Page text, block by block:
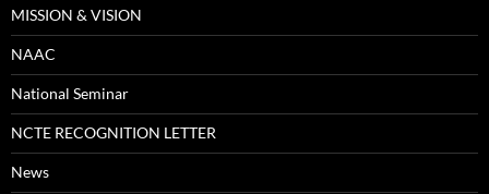
MISSION & VISION
NAAC
National Seminar
NCTE RECOGNITION LETTER
News